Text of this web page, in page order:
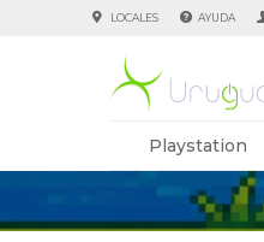
Playstation
LOCALES AYUDA